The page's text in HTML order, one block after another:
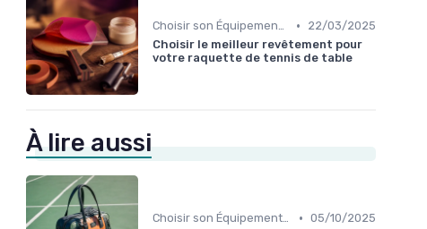
Choisir son Équipement Sportif •
22/03/2025
Choisir le meilleur revêtement pour
votre raquette de tennis de table
À lire aussi
Choisir son Équipement Sportif • 05/10/2025